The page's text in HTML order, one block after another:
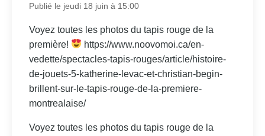
Publié le jeudi 18 juin à 15:00
Voyez toutes les photos du tapis rouge de la
première!
https://www.noovomoi.ca/en-
vedette/spectacles-tapis-rouges/article/histoire-
de-jouets-5-katherine-levac-et-christian-begin-
brillent-sur-le-tapis-rouge-de-la-premiere-
montrealaise/
Voyez toutes les photos du tapis rouge de la